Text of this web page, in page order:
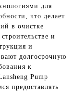
для
что делает
в очистке
и
и
долгосрочную
к
Pump
предоставлять